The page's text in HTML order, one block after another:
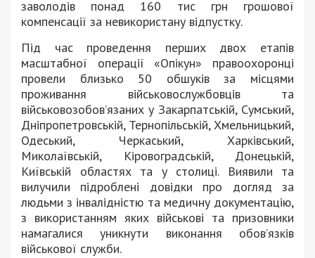
заволодів понад 160 тис грн грошової
компенсації за невикористану відпустку.
Під час проведення перших двох етапів
масштабної операції «Опікун» правоохоронці
провели близько 50 обшуків за місцями
проживання військовослужбовців та
військовозобовʼязаних у Закарпатській, Сумський,
Дніпропетровській, Тернопільській, Хмельницький,
Одеський, Черкаський, Харківський,
Миколаївській, Кіровоградській, Донецькій,
Київській областях та у столиці. Виявили та
вилучили підроблені довідки про догляд за
людьми з інвалідністю та медичну документацію,
з використанням яких військові та призовники
намагалися уникнути виконання обовʼязків
військової служби.